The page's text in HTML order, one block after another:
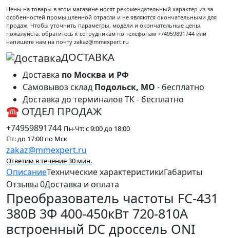
Цены на товары в этом магазине носят рекомендательный характер из-за
особенностей промышленной отрасли и не являются окончательными для
продаж. Чтобы уточнить параметры, модели и окончательные цены,
пожалуйста, обратитесь к сотрудникам по телефонам +74959891744 или
напишете нам на почту zakaz@mmexpert.ru
ДОСТАВКА
Доставка по Москва и РФ
Самовывоз склад Подольск, МО - бесплатно
Доставка до терминалов ТК - бесплатно
☎ ОТДЕЛ ПРОДАЖ
+74959891744 Пн-Чт: с 9:00 до 18:00
Пт: до 17:00 по Мск
zakaz@mmexpert.ru
Ответим в течение 30 мин.
ОписаниеТехнические характеристикиГабариты
Отзывы 0Доставка и оплата
Преобразователь частоты FC-431
380В 3Ф 400-450кВт 720-810А
встроенный DC дроссель ONI